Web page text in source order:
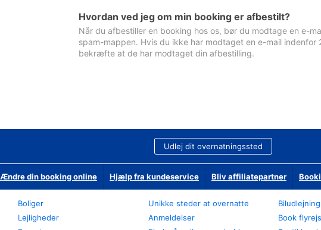
Hvordan ved jeg om min booking er afbestilt?
Når du afbestiller en booking hos os, bør du modtage en e-
spam-mappen. Hvis du ikke har modtaget en e-mail
bekræfte at de har modtaget din afbestilling.
Udlej dit overnatningssted
Ændre din booking online Hjælp fra kundeservice Bliv affiliatepartner
Boliger
Lejligheder
Unikke steder at overnatte
Anmeldelser
Biludlejning
Book